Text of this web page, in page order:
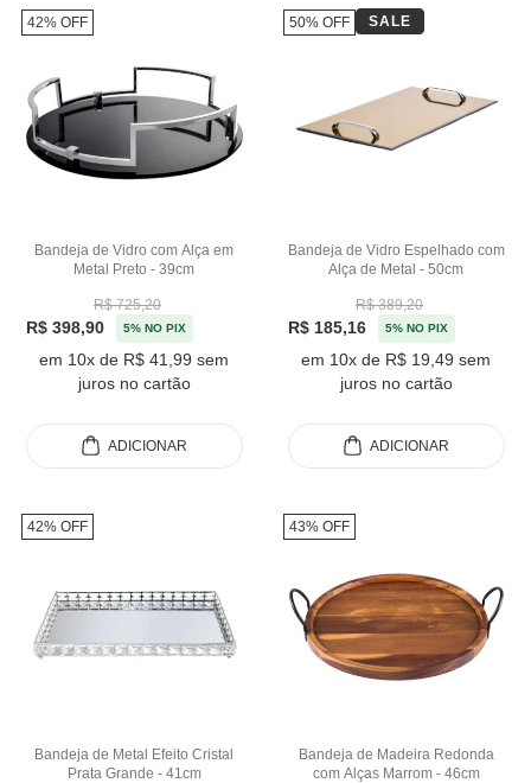
Bandeja de Vidro com Alça em
Metal Preto - 39cm
R$ 725,20
R$ 398,90 5% NO PIX
em 10x de R$ 41,99 sem
juros no cartão
42% OFF
ADICIONAR
Bandeja de Vidro Espelhado com
Alça de Metal - 50cm
R$ 389,20
R$ 185,16 5% NO PIX
em 10x de R$ 19,49 sem
juros no cartão
50% OFF SALE
ADICIONAR
Bandeja de Metal Efeito Cristal
Prata Grande - 41cm
42% OFF
Bandeja de Madeira Redonda
com Alças Marrom - 46cm
43% OFF